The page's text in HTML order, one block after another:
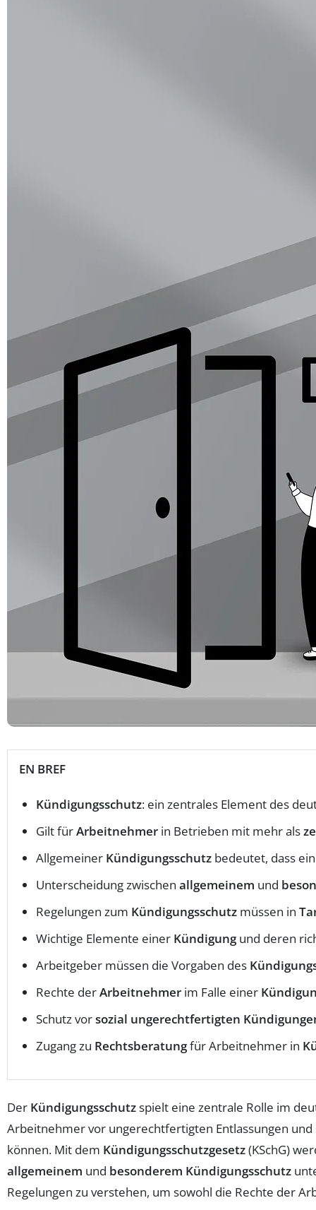
EN BREF
Kündigungsschutz: ein zentrales Element des
Gilt fürArbeitnehmer in Betrieben mit mehr als
Allgemeiner Kündigungsschutz bedeutet, dass
Unterscheidung zwischen allgemeinem und
Regelungen zum Kündigungsschutz müssen in
Wichtige Elemente einer Kündigungund deren
Arbeitgeber müssen die Vorgaben des
Rechte derArbeitnehmer im Falle einer
Schutz vorsozial ungerechtfertigten
Zugang zu Rechtsberatungfür Arbeitnehmer in
Der Kündigungsschutzspielt eine zentrale Rolle im
Arbeitnehmer vor ungerechtfertigten Entlassungen
können. Mit dem Kündigungsschutzgesetz(KSchG)
allgemeinem und besonderem Kündigungsschutz
Regelungen zu verstehen, um sowohl die Rechte der